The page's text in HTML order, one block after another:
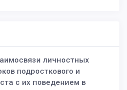
личностных
подросткового и
с их поведением в